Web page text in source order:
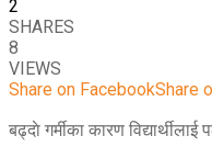
2
SHARES
8
VIEWS
Share on FacebookShare
बढ्दाे गर्मीका कारण